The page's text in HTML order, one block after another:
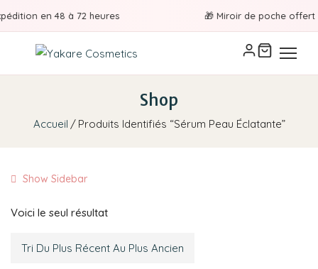
en 48 à 72 heures 🎁 Miroir de poche offert
Shop
Accueil Produits Identifiés “sérum Peau Éclatante”
Show Sidebar
Voici le seul résultat